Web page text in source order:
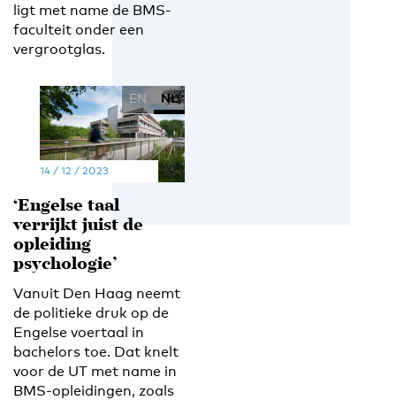
ligt met name de BMS-
faculteit onder een
vergrootglas.
EN NL
14 / 12 / 2023
‘Engelse taal
verrijkt juist de
opleiding
psychologie’
Vanuit Den Haag neemt
de politieke druk op de
Engelse voertaal in
bachelors toe. Dat knelt
voor de UT met name in
BMS-opleidingen, zoals